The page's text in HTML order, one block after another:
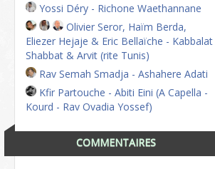
Yossi Déry - Richone Waethannane
Olivier Seror, Haïm Berda,
Eliezer Hejaje & Eric Bellaïche - Kabbalat
Shabbat & Arvit (rite Tunis)
Rav Semah Smadja - Ashahere Adati
Kfir Partouche - Abiti Eini (A Capella -
Kourd - Rav Ovadia Yossef)
COMMENTAIRES